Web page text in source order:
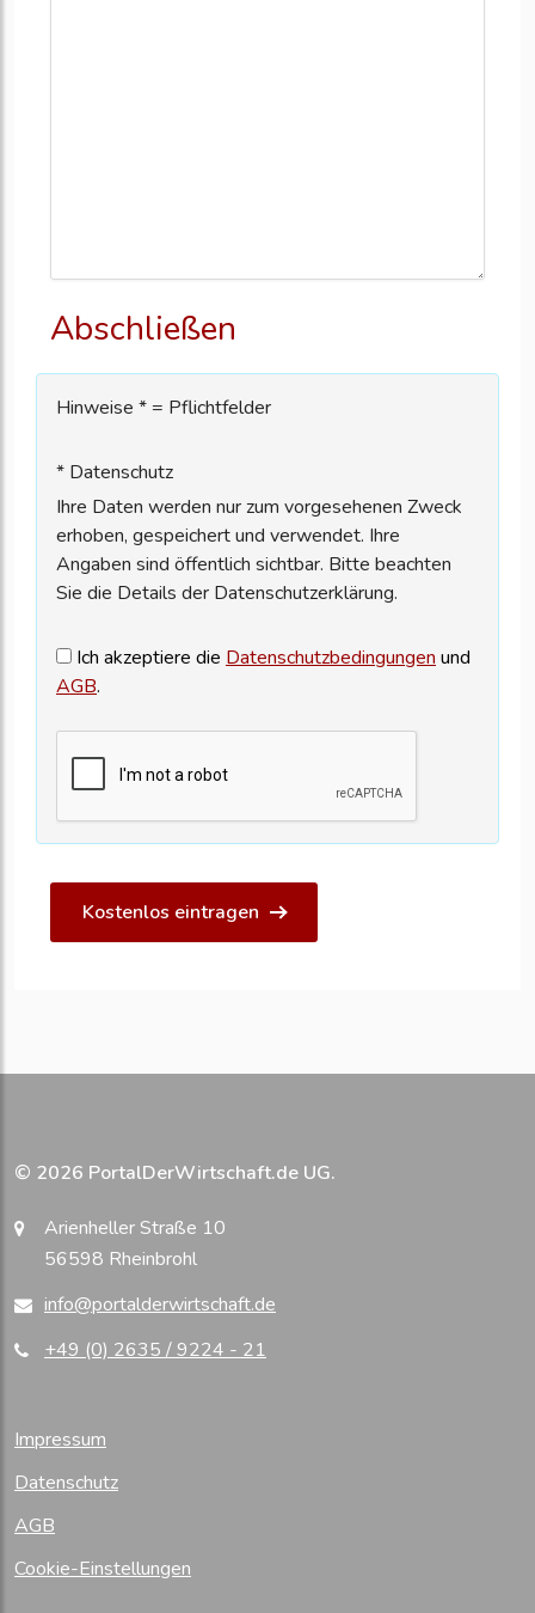
Abschließen
Hinweise * = Pflichtfelder
* Datenschutz
Ihre Daten werden nur zum vorgesehenen Zweck
erhoben, gespeichert und verwendet. Ihre
Angaben sind öffentlich sichtbar. Bitte beachten
Sie die Details der Datenschutzerklärung.
Ich akzeptiere die Datenschutzbedingungen und
AGB.
Kostenlos eintragen
© 2026 PortalDerWirtschaft.de UG.
Arienheller Straße 10
56598 Rheinbrohl
info@portalderwirtschaft.de
+49 (0) 2635 / 9224 - 21
Impressum
Datenschutz
AGB
Cookie-Einstellungen